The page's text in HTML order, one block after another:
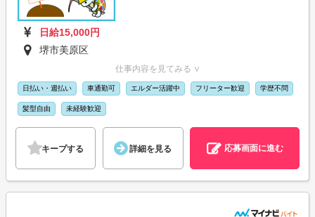
日給15,000円
堺市美原区
仕事内容を見てみる ∨
日払い・週払い 車通勤可 エルダー活躍中 フリーター歓迎 学歴不問
髪型自由 未経験歓迎
キープする 詳細を見る 応募画面に進む